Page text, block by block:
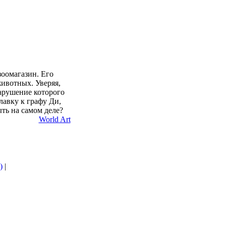
Его
Уверяя,
которого
к графу Ди,
на самом деле?
World Art
|